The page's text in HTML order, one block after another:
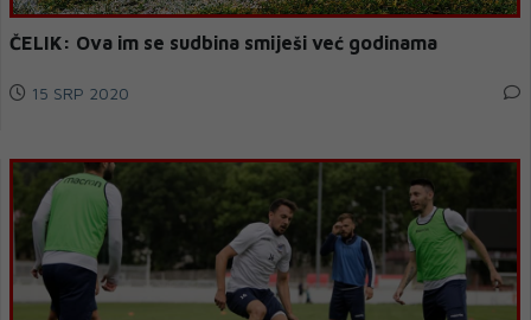
ČELIK: Ova im se sudbina smiješi već godinama
15 SRP 2020